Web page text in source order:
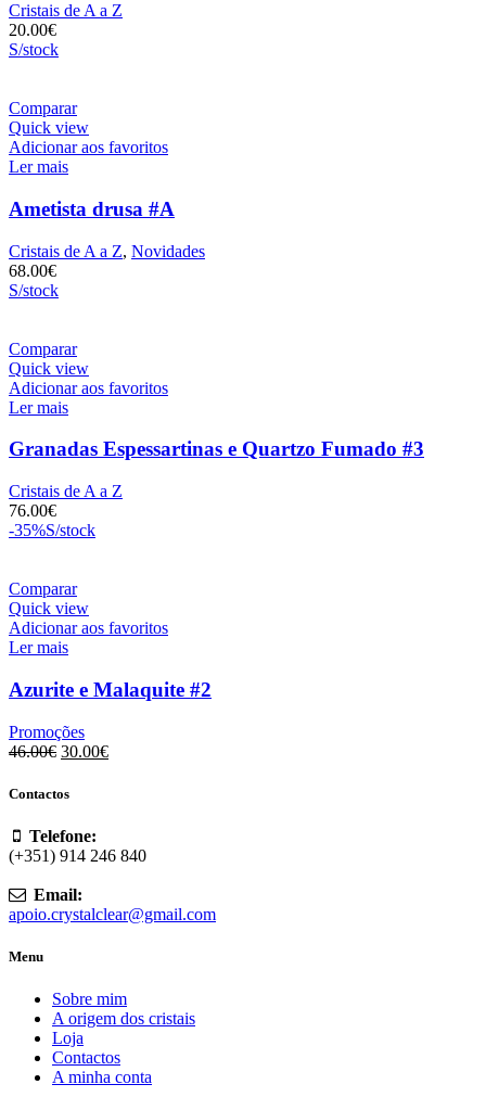
Cristais de A a Z
20.00€
S/stock
Comparar
Quick view
Adicionar aos favoritos
Ler mais
Ametista drusa #A
Cristais de A a Z, Novidades
68.00€
S/stock
Comparar
Quick view
Adicionar aos favoritos
Ler mais
Granadas Espessartinas e Quartzo Fumado #3
Cristais de A a Z
76.00€
-35%S/stock
Comparar
Quick view
Adicionar aos favoritos
Ler mais
Azurite e Malaquite #2
Promoções
46.00€ O
original
46.00€.
30.00€O
Contactos
Telefone:
(+351) 914 246 840
Email:
apoio.crystalclear@gmail.com
Menu
Sobre mim
A origem dos cristais
Loja
Contactos
A minha conta